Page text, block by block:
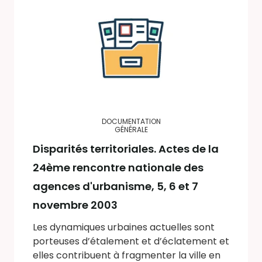
DOCUMENTATION
GÉNÉRALE
Disparités territoriales. Actes de la
24ème rencontre nationale des
agences d'urbanisme, 5, 6 et 7
novembre 2003
Les dynamiques urbaines actuelles sont
porteuses d’étalement et d’éclatement et
elles contribuent à fragmenter la ville en